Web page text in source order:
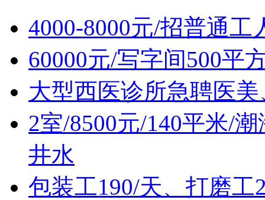
4000-8000元/招普通
60000元/写字间500平
大型西医诊所急聘医
2室/8500元/140平米/
井水
包装工190/天、打磨工